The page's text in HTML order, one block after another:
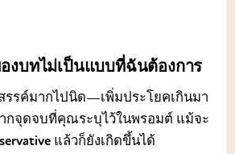
งบทไม่เป็นแบบที่ฉันต้องการ
รรค์มากไปนิด—เพิ่มประโยคเกินมา
กจุดจบที่คุณระบุไว้ในพรอมต์ แม้จะ
แล้วก็ยังเกิดขึ้นได้